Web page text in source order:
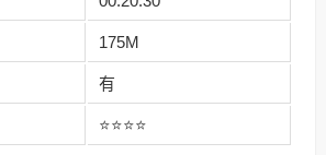
175M
有
⭐⭐⭐⭐